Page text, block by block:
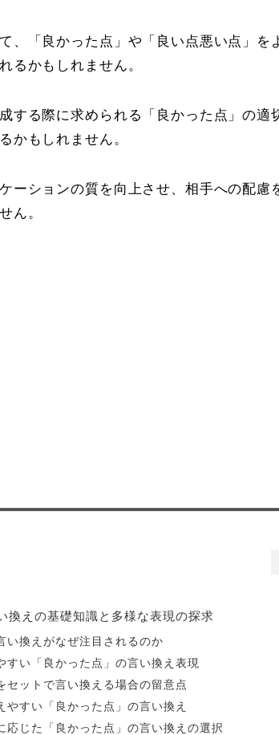
、「良かった点」や「良い点悪い点」を
るかもしれません。
する際に求められる「良かった点」の適
かもしれません。
ーションの質を向上させ、相手への配慮
ん。
換えの基礎知識と多様な表現の探求
い換えがなぜ注目されるのか
すい「良かった点」の言い換え表現
セットで言い換える場合の留意点
やすい「良かった点」の言い換え
応じた「良かった点」の言い換えの選択